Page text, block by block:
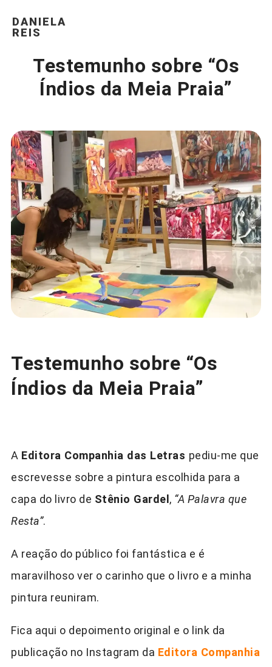
DANIELA
REIS
Testemunho sobre “Os
Índios da Meia Praia”
Testemunho sobre “Os
Índios da Meia Praia”
A Editora Companhia das Letras pediu-me que
escrevesse sobre a pintura escolhida para a
capa do livro de Stênio Gardel , “A Palavra que
Resta”.
A reação do público foi fantástica e é
maravilhoso ver o carinho que o livro e a minha
pintura reuniram.
Fica aqui o depoimento original e o link da
publicação no Instagram da Editora Companhia